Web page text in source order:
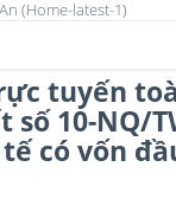
tuyến
số 10-NQ/
có vốn